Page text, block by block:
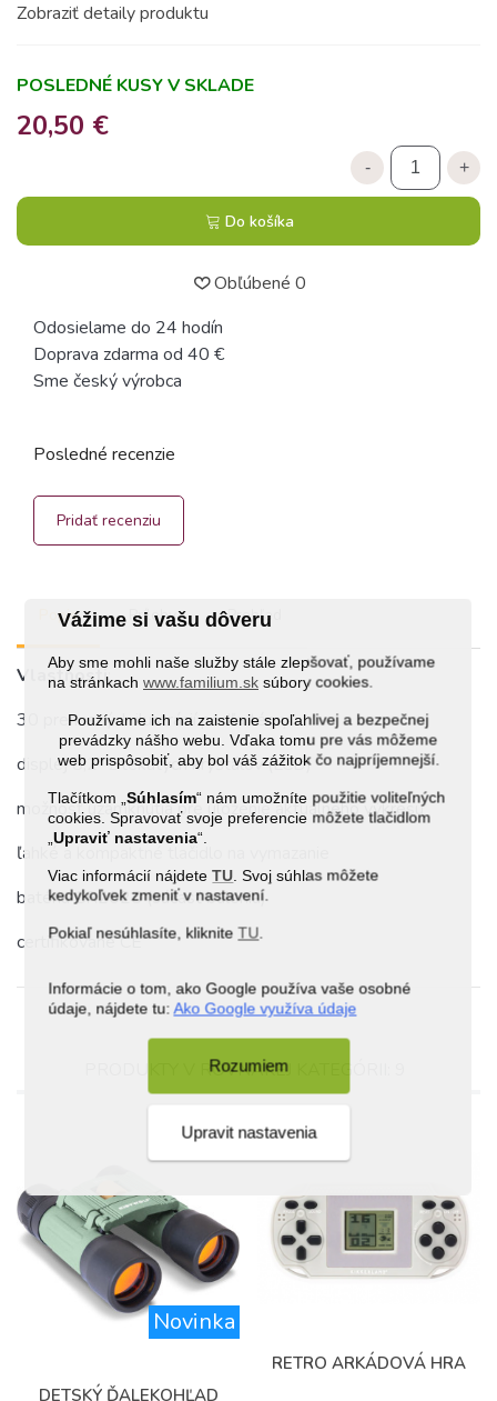
Vážime si vašu dôveru
Aby sme mohli naše služby stále zlepšovať, používame
na stránkachwww.familium.sk súbory cookies.
Používame ich na zaistenie spoľahlivej a bezpečnej
prevádzky nášho webu. Vďaka tomu pre vás môžeme
web prispôsobiť, aby bol váš zážitok čo najpríjemnejší.
Tlačítkom „Súhlasím“ nám umožníte použitie voliteľných
cookies. Spravovať svoje preferencie môžete tlačidlom
„Upraviť nastavenia“.
Viac informácií nájdete TU . Svoj súhlas môžete
kedykoľvek zmeniť v nastavení.
Pokiaľ nesúhlasíte, klikniteTU
Informácie o tom, ako Google používa vaše osobné
údaje, nájdete tu: Ako Google využíva údaje
Rozumiem
Upravit nastavenia
Zobraziť detaily produktu
POSLEDNÉ KUSY V SKLADE
20,50 €
- +
Do košíka
Obľúbené 0
Odosielame do 24 hodín
Doprava zdarma od 40 €
Sme český výrobca
Popis Prílohy Prehľad
Vlastnosti:
30 prenosných ilustrácií podľa témy
displej 8,2″ z tekutých kryštálov (LCD)
možnosť uzamknutia pre uloženie aktuálneho výkresu
ľahké a kompaktné tlačidlo na vymazanie
batéria CR2025 (súčasť balenia)
certifikované CE
Posledné recenzie
Pridať recenziu
PRODUKTY V ROVNAKEJ KATEGÓRII: 9
Novinka
DETSKÝ ĎALEKOHĽAD
RETRO ARKÁDOVÁ HRA